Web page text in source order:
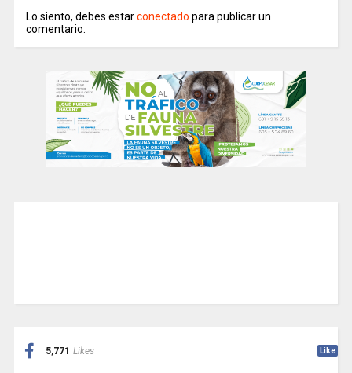
Lo siento, debes estarconectado para publicar un
comentario.
5,771 Likes Like